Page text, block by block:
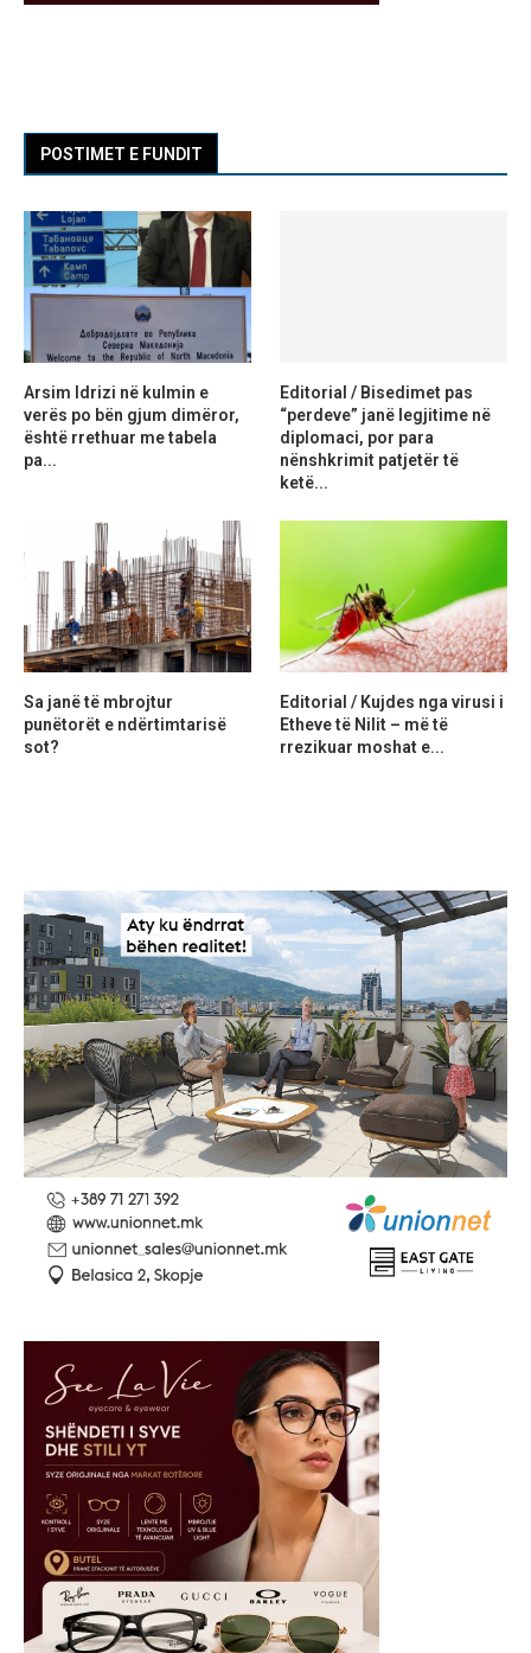
POSTIMET E FUNDIT
Arsim Idrizi në kulmin e
verës po bën gjum dimëror,
është rrethuar me tabela
pa...
Editorial / Bisedimet pas
“perdeve” janë legjitime në
diplomaci, por para
nënshkrimit patjetër të
ketë...
Sa janë të mbrojtur
punëtorët e ndërtimtarisë
sot?
Editorial / Kujdes nga virusi i
Etheve të Nilit – më të
rrezikuar moshat e...